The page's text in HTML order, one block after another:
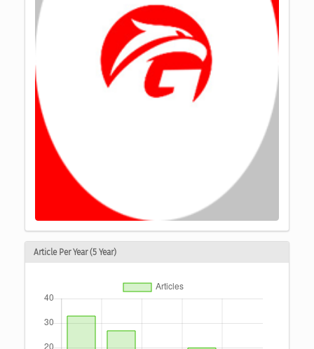
Article Per Year (5 Year)